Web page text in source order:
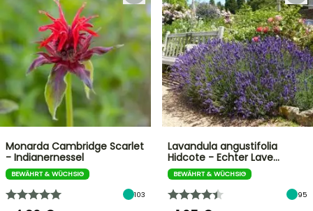
Monarda Cambridge Scarlet
- Indianernessel
BEWÄHRT & WÜCHSIG
103
Lavandula angustifolia
Hidcote - Echter Lave…
BEWÄHRT & WÜCHSIG
95